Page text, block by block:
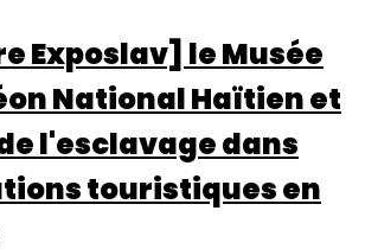
Exposlav] le Musée
National Haïtien et
l'esclavage dans
touristiques en